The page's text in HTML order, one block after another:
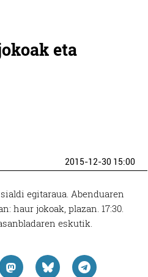
eta
2015-12-30 15:00
egitaraua. Abenduaren
haur jokoak, plazan. 17:30.
eskutik.